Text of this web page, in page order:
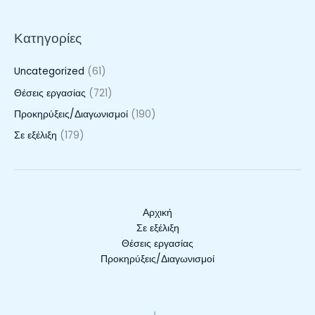
Κατηγορίες
Uncategorized (61)
Θέσεις εργασίας (721)
Προκηρύξεις/Διαγωνισμοί (190)
Σε εξέλιξη (179)
Αρχική
Σε εξέλιξη
Θέσεις εργασίας
Προκηρύξεις/Διαγωνισμοί